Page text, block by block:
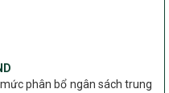
phân bổ ngân sách trung
quốc gia xây dựng nông